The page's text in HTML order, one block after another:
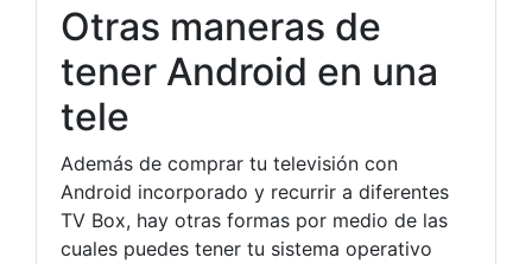
Otras maneras de
tener Android en una
tele
Además de comprar tu televisión con
Android incorporado y recurrir a diferentes
TV Box, hay otras formas por medio de las
cuales puedes tener tu sistema operativo